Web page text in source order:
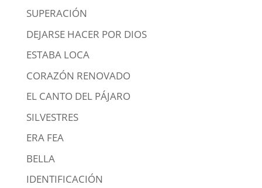
SUPERACIÓN
DEJARSE HACER POR DIOS
ESTABA LOCA
CORAZÓN RENOVADO
EL CANTO DEL PÁJARO
SILVESTRES
ERA FEA
BELLA
IDENTIFICACIÓN